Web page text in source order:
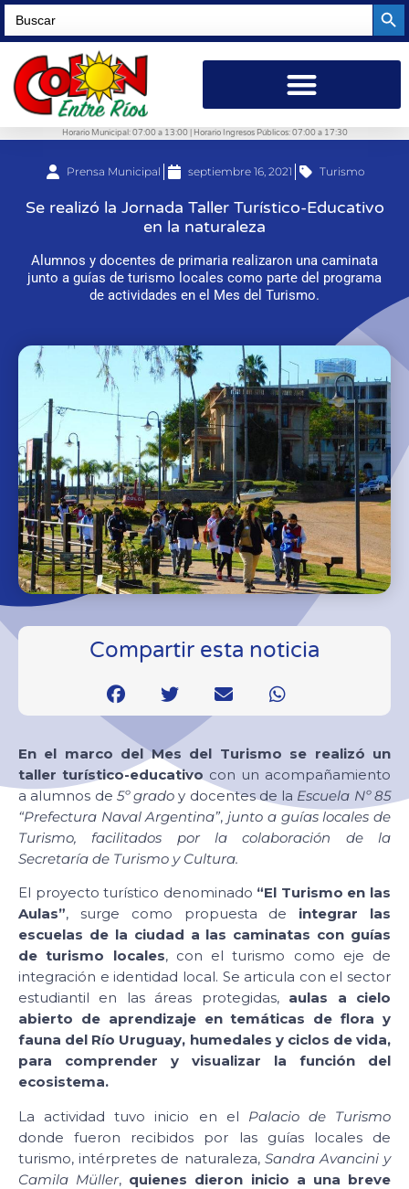
Search
for:
Horario Municipal: 07:00 a 13:00 | Horario Ingresos Públicos: 07:00 a 17:30
Prensa Municipal septiembre 16, 2021 Turismo
Se realizó la Jornada Taller Turístico-Educativo
en la naturaleza
Alumnos y docentes de primaria realizaron una caminata
junto a guías de turismo locales como parte del programa
de actividades en el Mes del Turismo.
Compartir esta noticia
En el marco del Mes del Turismo se realizó un
taller turístico-educativo con un acompañamiento
a alumnos de 5º grado y docentes de la Escuela Nº 85
“Prefectura Naval Argentina”,junto a guías locales de
Turismo, facilitados por la colaboración de la
Secretaría de Turismo y Cultura.
El proyecto turístico denominado “El Turismo en las
Aulas”, surge como propuesta de integrar las
escuelas de la ciudad a las caminatas con guías
de turismo locales, con el turismo como eje de
integración e identidad local. Se articula con el sector
estudiantil en las áreas protegidas, aulas a cielo
abierto de aprendizaje en temáticas de flora y
fauna del Río Uruguay, humedales y ciclos de vida,
para comprender y visualizar la función del
ecosistema.
La actividad tuvo inicio en el Palacio de Turismo
donde fueron recibidos por las guías locales de
turismo, intérpretes de naturaleza, Sandra Avancini y
Camila Müller, quienes dieron inicio a una breve